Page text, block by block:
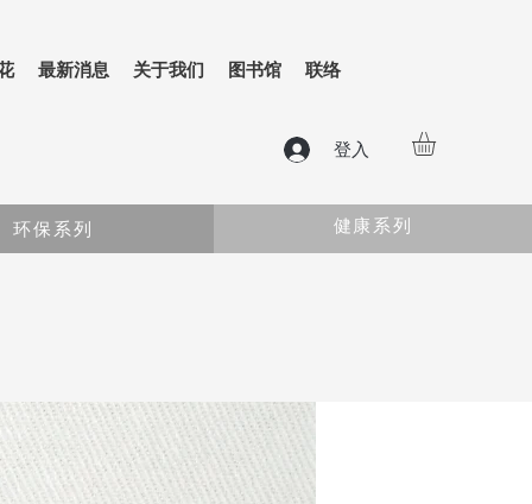
最新消息 关于我们 图书馆 联络
登入
环保系列 健康系列